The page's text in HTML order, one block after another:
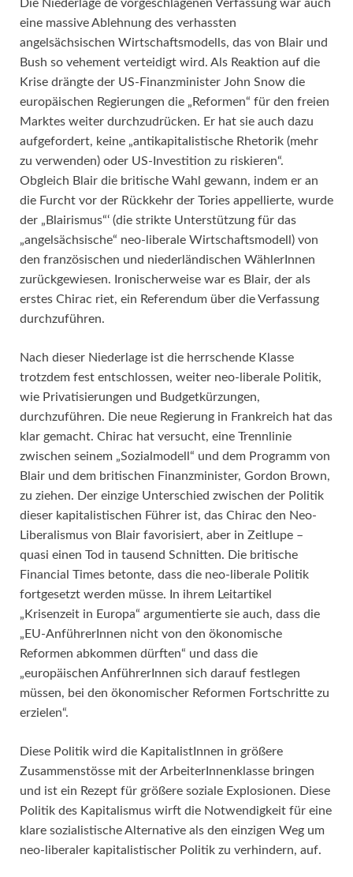
Die Niederlage de vorgeschlagenen Verfassung war auch
eine massive Ablehnung des verhassten
angelsächsischen Wirtschaftsmodells, das von Blair und
Bush so vehement verteidigt wird. Als Reaktion auf die
Krise drängte der US-Finanzminister John Snow die
europäischen Regierungen die „Reformen“ für den freien
Marktes weiter durchzudrücken. Er hat sie auch dazu
aufgefordert, keine „antikapitalistische Rhetorik (mehr
zu verwenden) oder US-Investition zu riskieren“.
Obgleich Blair die britische Wahl gewann, indem er an
die Furcht vor der Rückkehr der Tories appellierte, wurde
der „Blairismus“‘ (die strikte Unterstützung für das
„angelsächsische“ neo-liberale Wirtschaftsmodell) von
den französischen und niederländischen WählerInnen
zurückgewiesen. Ironischerweise war es Blair, der als
erstes Chirac riet, ein Referendum über die Verfassung
durchzuführen.
Nach dieser Niederlage ist die herrschende Klasse
trotzdem fest entschlossen, weiter neo-liberale Politik,
wie Privatisierungen und Budgetkürzungen,
durchzuführen. Die neue Regierung in Frankreich hat das
klar gemacht. Chirac hat versucht, eine Trennlinie
zwischen seinem „Sozialmodell“ und dem Programm von
Blair und dem britischen Finanzminister, Gordon Brown,
zu ziehen. Der einzige Unterschied zwischen der Politik
dieser kapitalistischen Führer ist, das Chirac den Neo-
Liberalismus von Blair favorisiert, aber in Zeitlupe –
quasi einen Tod in tausend Schnitten. Die britische
Financial Times betonte, dass die neo-liberale Politik
fortgesetzt werden müsse. In ihrem Leitartikel
„Krisenzeit in Europa“ argumentierte sie auch, dass die
„EU-AnführerInnen nicht von den ökonomische
Reformen abkommen dürften“ und dass die
„europäischen AnführerInnen sich darauf festlegen
müssen, bei den ökonomischer Reformen Fortschritte zu
erzielen“.
Diese Politik wird die KapitalistInnen in größere
Zusammenstösse mit der ArbeiterInnenklasse bringen
und ist ein Rezept für größere soziale Explosionen. Diese
Politik des Kapitalismus wirft die Notwendigkeit für eine
klare sozialistische Alternative als den einzigen Weg um
neo-liberaler kapitalistischer Politik zu verhindern, auf.